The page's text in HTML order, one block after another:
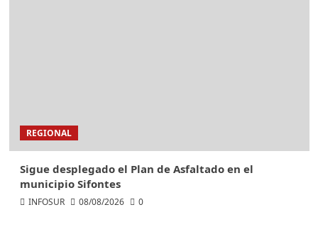
REGIONAL
Sigue desplegado el Plan de Asfaltado en el
municipio Sifontes
INFOSUR 08/08/2026 0